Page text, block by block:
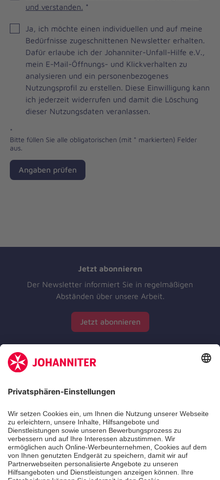
und verstanden. *
Brevo
Newsletter
Checkbox
Ja, ich möchte einen individuellen und auf meine
Bedürfnisse zugeschnittenen Newsletter erhalten.
Dafür erlaube ich der Johanniter-Unfall-Hilfe e.V.,
mein E-Mail-Öffnungs- und Klickverhalten zu
analysieren und ein personenbezogenes
Nutzungsprofil zu erstellen. Diese Einwilligung kann
ich jederzeit widerrufen und damit die Löschung
dieser Nutzungsdaten veranlassen.
*
Bitte füllen Sie alle obligatorischen (mit * markierten) Felder
aus.
Angaben prüfen
Jetzt abonnieren
Der Newsletter informiert Sie in regelmäßigen
Abständen über unsere Arbeit.
Jetzt abonnieren
Zertifizierung der Johanniter-Unfall-Hilfe e.V.
Die Johanniter GmbH führt das Spendenzertifikat
des Deutschen Spendenrats e.V.